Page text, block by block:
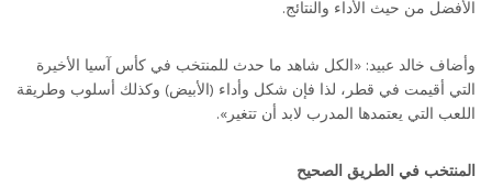
الأفضل من حيث الأداء والنتائج.
وأضاف خالد عبيد: «الكل شاهد ما حدث للمنتخب في كأس آسيا الأخيرة
التي أقيمت في قطر، لذا فإن شكل وأداء (الأبيض) وكذلك أسلوب وطريقة
اللعب التي يعتمدها المدرب لابد أن تتغير».
المنتخب في الطريق الصحيح